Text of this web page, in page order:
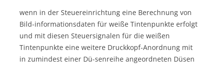
wenn in der Steuereinrichtung eine Berechnung von
Bild-informationsdaten für weiße Tintenpunkte erfolgt
und mit diesen Steuersignalen für die weißen
Tintenpunkte eine weitere Druckkopf-Anordnung mit
in zumindest einer Dü-senreihe angeordneten Düsen